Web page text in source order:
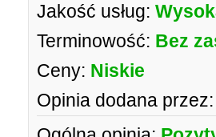
Jakość usług:
Terminowość: Bez
Ceny: Niskie
Opinia dodana przez: